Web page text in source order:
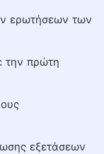
ερωτήσεων των
την πρώτη
εξετάσεων